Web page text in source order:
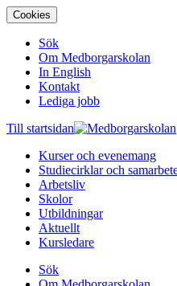
Cookies
Sök
Om Medborgarskolan
In English
Kontakt
Lediga jobb
Till startsidan
Kurser och evenemang
Studiecirklar och
Arbetsliv
Skolor
Utbildningar
Aktuellt
Kursledare
Sök